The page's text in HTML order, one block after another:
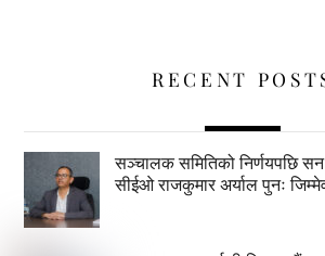
RECENT
सञ्चालक समितिको निर्णयपछि
सीईओ राजकुमार अर्याल पुनः